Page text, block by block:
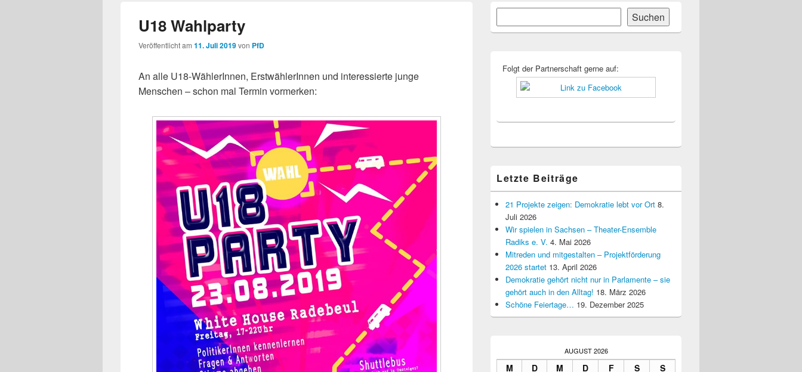
U18 Wahlparty
Veröffentlicht am 11. Juli 2019von PfD
An alle U18-WählerInnen, ErstwählerInnen und interessierte junge
Menschen – schon mal Termin vormerken:
Primärer
Widgetbereich
Suchen
Folgt der Partnerschaft gerne auf:
Letzte Beiträge
21 Projekte zeigen: Demokratie lebt vor Ort 8.
Juli 2026
Wir spielen in Sachsen – Theater-Ensemble
Radiks e. V. 4. Mai 2026
Mitreden und mitgestalten – Projektförderung
2026 startet 13. April 2026
Demokratie gehört nicht nur in Parlamente – sie
gehört auch in den Alltag! 18. März 2026
Schöne Feiertage… 19. Dezember 2025
AUGUST 2026
M D M D F S S